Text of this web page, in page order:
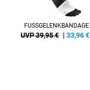
FUSSGELENKBANDAGE
UVP 39,95 € | 33,96€